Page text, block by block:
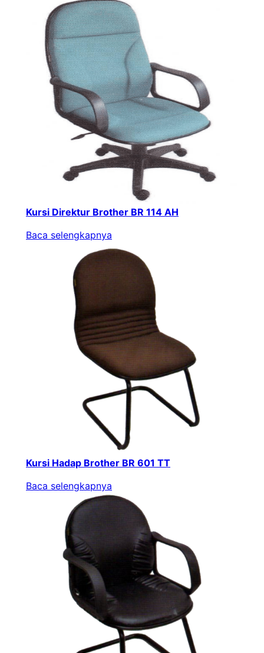
Kursi Direktur Brother BR 114 AH
Baca selengkapnya
Kursi Hadap Brother BR 601 TT
Baca selengkapnya